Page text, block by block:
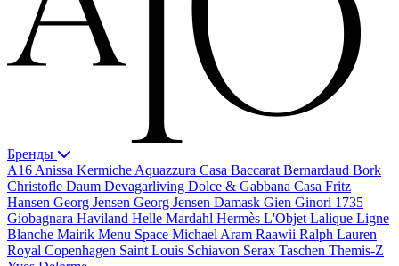
Бренды
A16 Anissa Kermiche Aquazzura Casa Baccarat Bernardaud Bork
Christofle Daum Devagarliving Dolce & Gabbana Casa Fritz
Hansen Georg Jensen Georg Jensen Damask Gien Ginori 1735
Giobagnara Haviland Helle Mardahl Hermès L'Objet Lalique Ligne
Blanche Mairik Menu Space Michael Aram Raawii Ralph Lauren
Royal Copenhagen Saint Louis Schiavon Serax Taschen Themis-Z